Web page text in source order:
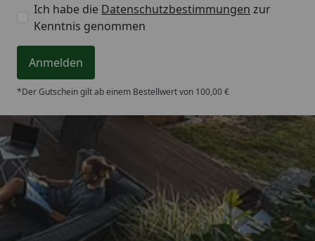
Ich habe die Datenschutzbestimmungen zur
Kenntnis genommen
Anmelden
*Der Gutschein gilt ab einem Bestellwert von 100,00 €
Trusted Shops
4,64/ 5